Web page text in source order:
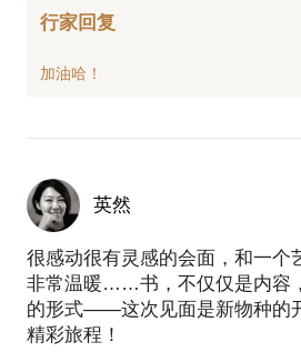
行家回复
英然
很感动很有灵感的会面，和一个
非常温暖……书，不仅仅是内容
的形式——这次见面是新物种的
精彩旅程！